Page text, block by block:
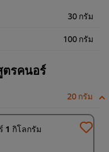
30 กรัม
100 กรัม
รคนอร์
20 กรัม
1 กิโลกรัม